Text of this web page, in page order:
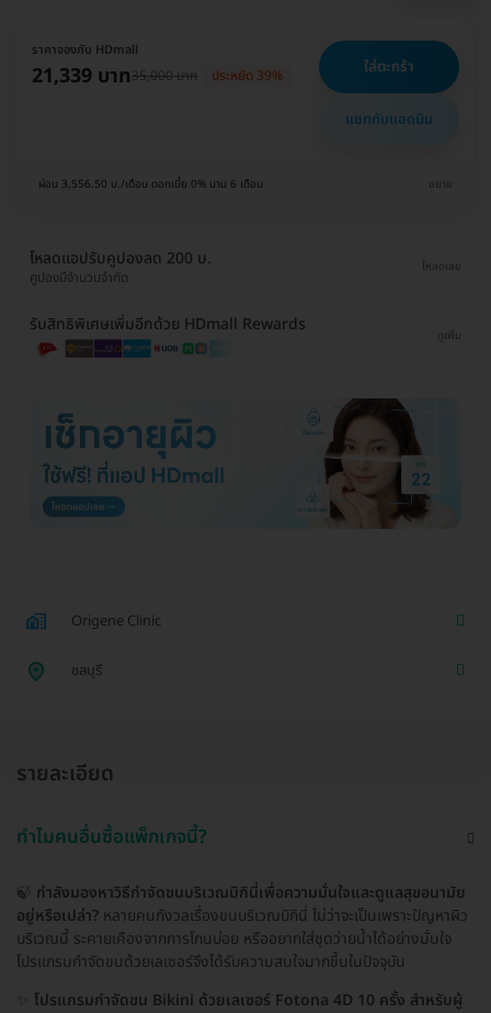
ราคาจองกับ HDmall
21,339 บาท35,000 บาท ประหยัด 39% ใส่ตะกร้า
แชทกับแอดมิน
ผ่อน 3,556.50 บ./เดือน ดอกเบี้ย 0% นาน 6 เดือน ขยาย
โหลดแอปรับคูปองลด 200 บ.
คูปองมีจำนวนจำกัด
โหลดเลย
รับสิทธิพิเศษเพิ่มอีกด้วย HDmall Rewards
ดูเพิ่ม
Origene Clinic
ชลบุรี
รายละเอียด
ทำไมคนอื่นซื้อแพ็กเกจนี้?
🍃 กำลังมองหาวิธีกำจัดขนบริเวณบิกินี่เพื่อความมั่นใจและดูแลสุขอนามัย
อยู่หรือเปล่า? หลายคนกังวลเรื่องขนบริเวณบิกินี่ ไม่ว่าจะเป็นเพราะปัญหาผิว
บริเวณนี้ ระคายเคืองจากการโกนบ่อย หรืออยากใส่ชุดว่ายน้ำได้อย่างมั่นใจ
โปรแกรมกำจัดขนด้วยเลเซอร์จึงได้รับความสนใจมากขึ้นในปัจจุบัน
โปรแกรมกำจัดขน Bikini ด้วยเลเซอร์ Fotona 4D 10 ครั้ง สำหรับผู้